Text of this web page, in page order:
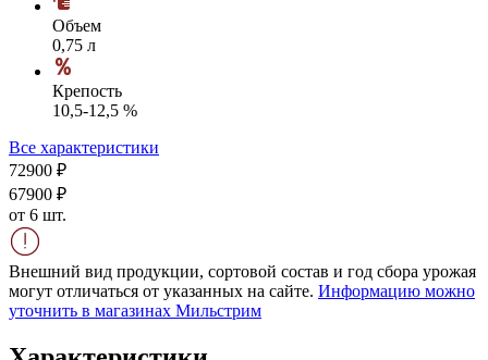
Объем
0,75 л
Крепость
10,5-12,5 %
Все характеристики
72900 ₽
67900 ₽
от 6 шт.
Внешний вид продукции, сортовой состав и год сбора урожая
могут отличаться от указанных на сайте. Информацию можно
уточнить в магазинах Мильстрим